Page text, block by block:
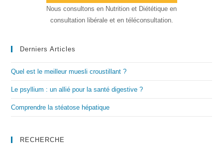
Nous consultons en Nutrition et Diététique en
consultation libérale et en téléconsultation.
Derniers Articles
Quel est le meilleur muesli croustillant ?
Le psyllium : un allié pour la santé digestive ?
Comprendre la stéatose hépatique
RECHERCHE